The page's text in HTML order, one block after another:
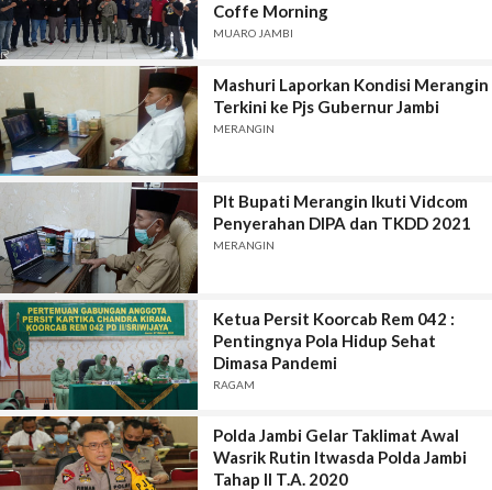
Coffe Morning
MUARO JAMBI
Mashuri Laporkan Kondisi Merangin
Terkini ke Pjs Gubernur Jambi
MERANGIN
Plt Bupati Merangin Ikuti Vidcom
Penyerahan DIPA dan TKDD 2021
MERANGIN
Ketua Persit Koorcab Rem 042 :
Pentingnya Pola Hidup Sehat
Dimasa Pandemi
RAGAM
Polda Jambi Gelar Taklimat Awal
Wasrik Rutin Itwasda Polda Jambi
Tahap II T.A. 2020